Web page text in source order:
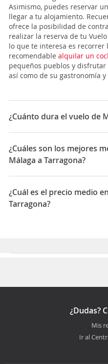
Asimismo, puedes reservar
llegar a tu alojamiento.
ofrece la posibilidad de
realizar la reserva de tu
lo que te interesa es recorrer
recomendable alquilar un
pequeños pueblos y disfrutar
así como de su gastronomía y
¿Cuánto dura el vuelo de
La duración media para
Tarragona es 05:10
¿Cuáles son los mejores
Málaga a Tarragona?
Los mejores meses para
son Septiembre, Febrero,
¿Cuál es el precio medio
Tarragona?
¿Dudas?
Mis
Ir al